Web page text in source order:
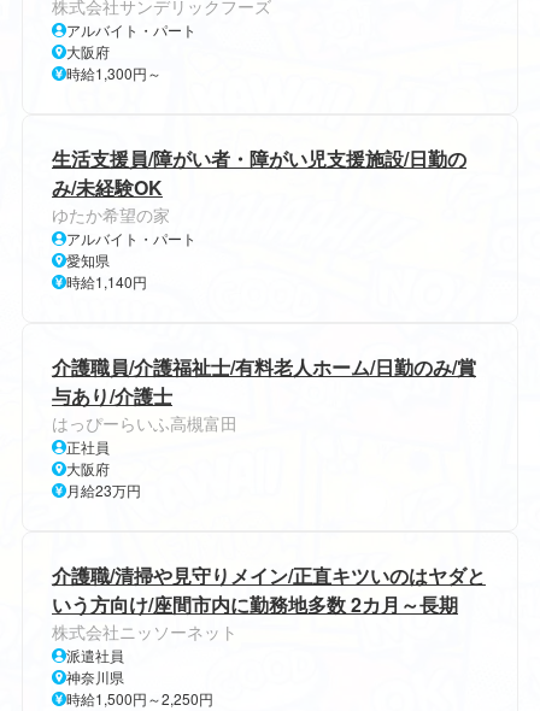
株式会社サンデリックフーズ
アルバイト・パート
大阪府
時給1,300円～
生活支援員/障がい者・障がい児支援施設/日勤の
み/未経験OK
ゆたか希望の家
アルバイト・パート
愛知県
時給1,140円
介護職員/介護福祉士/有料老人ホーム/日勤のみ/賞
与あり/介護士
はっぴーらいふ高槻富田
正社員
大阪府
月給23万円
介護職/清掃や見守りメイン/正直キツいのはヤダと
いう方向け/座間市内に勤務地多数 2カ月～長期
株式会社ニッソーネット
派遣社員
神奈川県
時給1,500円～2,250円